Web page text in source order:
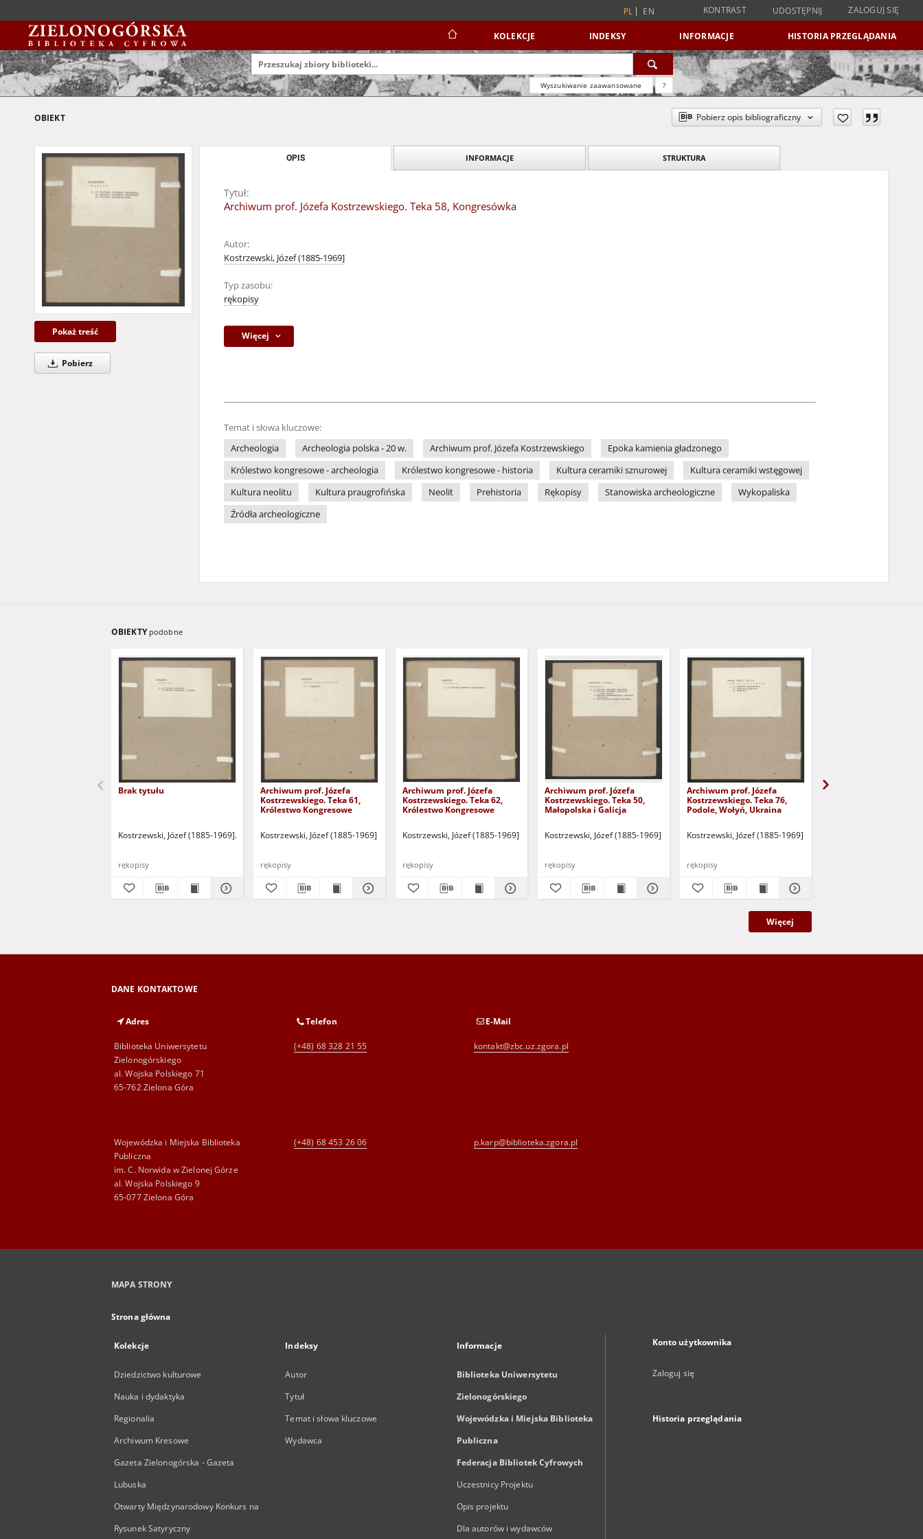
PL EN KONTRAST UDOSTĘPNIJ ZALOGUJ SIĘ
KOLEKCJE INDEKSY INFORMACJE HISTORIA PRZEGLĄDANIA
Wyszukiwanie zaawansowane ?
OBIEKT Pobierz opis bibliograficzny
Pokaż treść
Pobierz
OPIS INFORMACJE STRUKTURA
Tytuł:
Archiwum prof. Józefa Kostrzewskiego. Teka 58, Kongresówka
Autor:
Kostrzewski, Józef (1885-1969]
Typ zasobu:
rękopisy
Więcej
Temat i słowa kluczowe:
Archeologia
Archeologia polska - 20 w. Archiwum prof. Józefa Kostrzewskiego
Epoka kamienia gładzonego
Królestwo kongresowe - archeologia
Królestwo kongresowe - historia Kultura ceramiki sznurowej
Kultura ceramiki wstęgowej
Kultura neolitu
Kultura praugrofińska Neolit Prehistoria Rękopisy Stanowiska archeologiczne
Wykopaliska
Źródła archeologiczne
OBIEKTY podobne
Brak tytułu
Kostrzewski, Józef (1885-1969] Archiwum prof. Józefa Kostrzewskiego. Teka 60, Królestwo Kongresowe
rękopisy
Archiwum prof. Józefa
Kostrzewskiego. Teka 61,
Królestwo Kongresowe
Kostrzewski, Józef (1885-1969]
rękopisy
Archiwum prof. Józefa
Kostrzewskiego. Teka 62,
Królestwo Kongresowe
Kostrzewski, Józef (1885-1969]
rękopisy
Archiwum prof. Józefa
Kostrzewskiego. Teka 50,
Małopolska i Galicja
Kostrzewski, Józef (1885-1969]
rękopisy
Archiwum prof. Józefa
Kostrzewskiego. Teka 76,
Podole, Wołyń, Ukraina
Kostrzewski, Józef (1885-1969]
rękopisy
Więcej
DANE KONTAKTOWE
Adres
Biblioteka Uniwersytetu
Zielonogórskiego
al. Wojska Polskiego 71
65-762 Zielona Góra
Telefon
(+48) 68 328 21 55
E-Mail
kontakt@zbc.uz.zgora.pl
Wojewódzka i Miejska Biblioteka
Publiczna
im. C. Norwida w Zielonej Górze
al. Wojska Polskiego 9
65-077 Zielona Góra
(+48) 68 453 26 06 p.karp@biblioteka.zgora.pl
MAPA STRONY
Strona główna
Kolekcje
Dziedzictwo kulturowe
Nauka i dydaktyka
Regionalia
Archiwum Kresowe
Gazeta Zielonogórska - Gazeta
Lubuska
Otwarty Międzynarodowy Konkurs na
Rysunek Satyryczny
Indeksy
Autor
Tytuł
Temat i słowa kluczowe
Wydawca
Informacje
Biblioteka Uniwersytetu
Zielonogórskiego
Wojewódzka i Miejska Biblioteka
Publiczna
Federacja Bibliotek Cyfrowych
Uczestnicy Projektu
Opis projektu
Dla autorów i wydawców
Konto użytkownika
Zaloguj się
Historia przeglądania